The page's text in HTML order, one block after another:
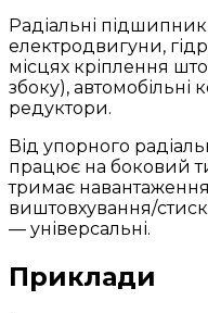
Радіальні
електродвигуни,
місцях кріплення
збоку), автомобільні
редуктори.
Від упорного
працює на боковий
тримає
виштовхування/
— універсальні.
Приклади